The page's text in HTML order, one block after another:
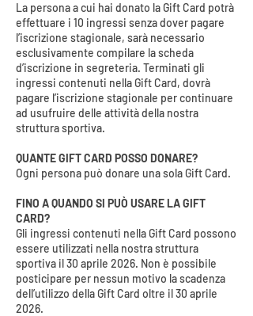
La persona a cui hai donato la Gift Card potrà
effettuare i 10 ingressi senza dover pagare
l’iscrizione stagionale, sarà necessario
esclusivamente compilare la scheda
d’iscrizione in segreteria. Terminati gli
ingressi contenuti nella Gift Card, dovrà
pagare l’iscrizione stagionale per continuare
ad usufruire delle attività della nostra
struttura sportiva.
QUANTE GIFT CARD POSSO DONARE?
Ogni persona può donare una sola Gift Card.
FINO A QUANDO SI PUÒ USARE LA GIFT
CARD?
Gli ingressi contenuti nella Gift Card possono
essere utilizzati nella nostra struttura
sportiva il 30 aprile 2026. Non è possibile
posticipare per nessun motivo la scadenza
dell’utilizzo della Gift Card oltre il 30 aprile
2026.